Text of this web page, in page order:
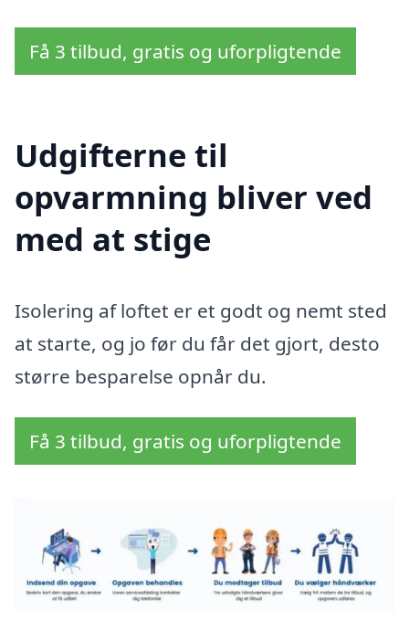
Få 3 tilbud, gratis og uforpligtende
Udgifterne til
opvarmning bliver ved
med at stige
Isolering af loftet er et godt og nemt sted
at starte, og jo før du får det gjort, desto
større besparelse opnår du.
Få 3 tilbud, gratis og uforpligtende